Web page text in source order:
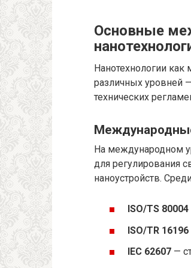
Основные
Нанотехнологии
различных уровней
технических
На международном
для регулирования
наноустройств.
ISO/TS 80004
ISO/TR 16196
IEC 62607 —